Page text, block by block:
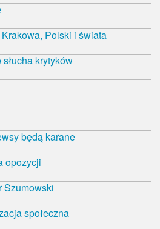
Polski i świata
krytyków
będą karane
opozycji
Szumowski
społeczna